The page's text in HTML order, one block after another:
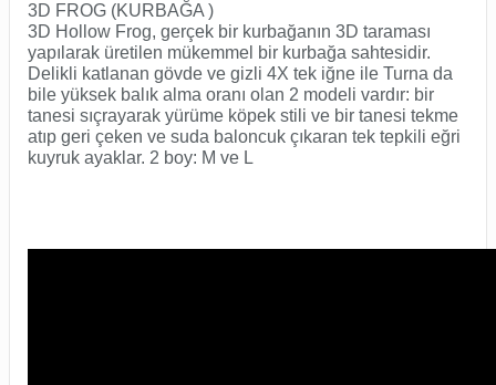
3D FROG (KURBAĞA )
3D Hollow Frog, gerçek bir kurbağanın 3D taraması
yapılarak üretilen mükemmel bir kurbağa sahtesidir.
Delikli katlanan gövde ve gizli 4X tek iğne ile Turna da
bile yüksek balık alma oranı olan 2 modeli vardır: bir
tanesi sıçrayarak yürüme köpek stili ve bir tanesi tekme
atıp geri çeken ve suda baloncuk çıkaran tek tepkili eğri
kuyruk ayaklar. 2 boy: M ve L